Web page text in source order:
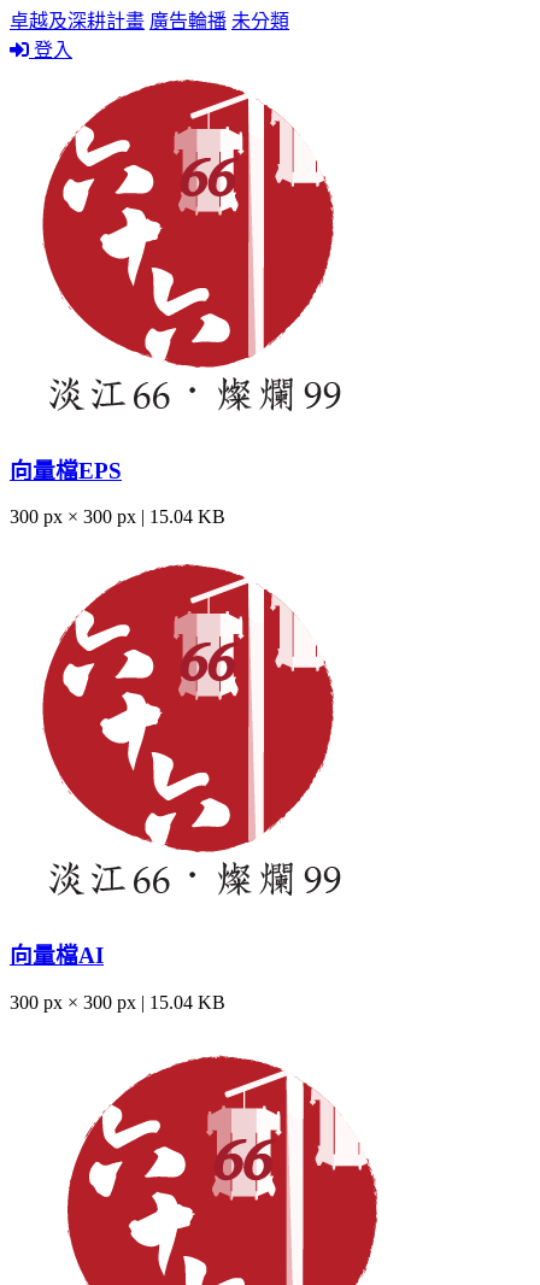
卓越及深耕計畫 廣告輪播 未分類
登入
向量檔EPS
300 px × 300 px | 15.04 KB
向量檔AI
300 px × 300 px | 15.04 KB